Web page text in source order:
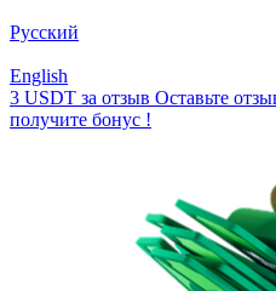
Русский
English
3 USDT за отзыв Оставьте
получите бонус !